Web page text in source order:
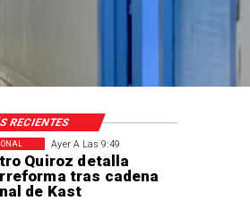
Ayer A Las 9:49
Quiroz detalla
tras cadena
de Kast
RECIENTES